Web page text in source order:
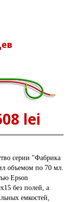
lei
серии "Фабрика
объемом по 70 мл.
Epson
без полей, а
емкостей,